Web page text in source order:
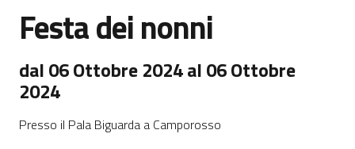
Festa dei nonni
dal 06 Ottobre 2024 al 06 Ottobre
2024
Presso il Pala Biguarda a Camporosso